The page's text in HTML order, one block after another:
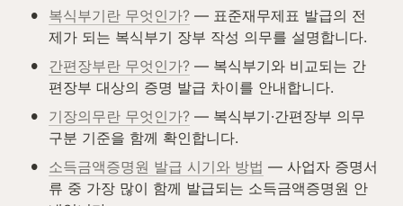
• 복식부기란 무엇인가? — 표준재무제표 발급의 전
제가 되는 복식부기 장부 작성 의무를 설명합니다.
• 간편장부란 무엇인가? — 복식부기와 비교되는 간
편장부 대상의 증명 발급 차이를 안내합니다.
• 기장의무란 무엇인가? — 복식부기·간편장부 의무
구분 기준을 함께 확인합니다.
• 소득금액증명원 발급 시기와 방법 — 사업자 증명서
류 중 가장 많이 함께 발급되는 소득금액증명원 안